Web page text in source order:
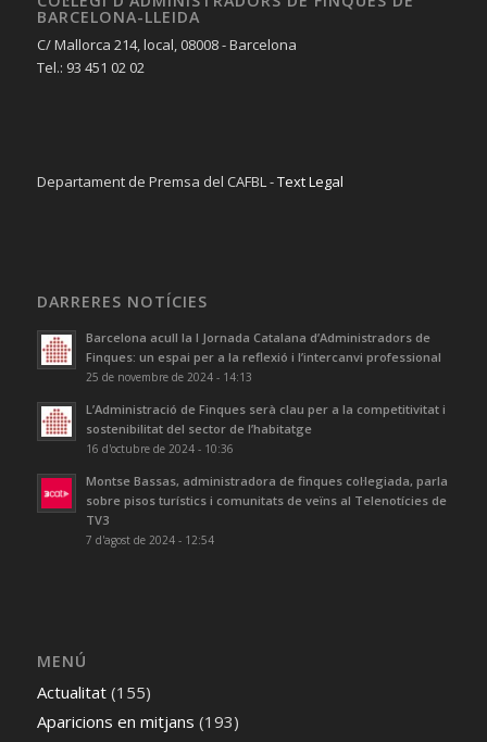
BARCELONA-LLEIDA
C/ Mallorca 214, local, 08008 - Barcelona
Tel.: 93 451 02 02
Departament de Premsa del CAFBL -Text Legal
DARRERES NOTÍCIES
Barcelona acull la I Jornada Catalana d’Administradors de
Finques: un espai per a la reflexió i l’intercanvi professional
25 de novembre de 2024 - 14:13
L’Administració de Finques serà clau per a la competitivitat i
sostenibilitat del sector de l’habitatge
16 d'octubre de 2024 - 10:36
Montse Bassas, administradora de finques col·legiada, parla
sobre pisos turístics i comunitats de veïns al Telenotícies de
TV3
7 d'agost de 2024 - 12:54
MENÚ
Actualitat(155)
Aparicions en mitjans (193)